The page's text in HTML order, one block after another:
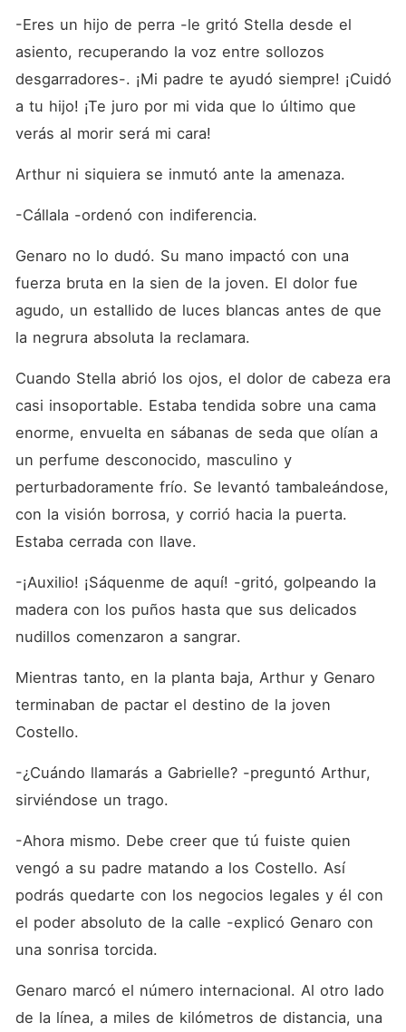
-Eres un hijo de perra -le gritó Stella desde el
asiento, recuperando la voz entre sollozos
desgarradores-. ¡Mi padre te ayudó siempre! ¡Cuidó
a tu hijo! ¡Te juro por mi vida que lo último que
verás al morir será mi cara!
Arthur ni siquiera se inmutó ante la amenaza.
-Cállala -ordenó con indiferencia.
Genaro no lo dudó. Su mano impactó con una
fuerza bruta en la sien de la joven. El dolor fue
agudo, un estallido de luces blancas antes de que
la negrura absoluta la reclamara.
Cuando Stella abrió los ojos, el dolor de cabeza era
casi insoportable. Estaba tendida sobre una cama
enorme, envuelta en sábanas de seda que olían a
un perfume desconocido, masculino y
perturbadoramente frío. Se levantó tambaleándose,
con la visión borrosa, y corrió hacia la puerta.
Estaba cerrada con llave.
-¡Auxilio! ¡Sáquenme de aquí! -gritó, golpeando la
madera con los puños hasta que sus delicados
nudillos comenzaron a sangrar.
Mientras tanto, en la planta baja, Arthur y Genaro
terminaban de pactar el destino de la joven
Costello.
-¿Cuándo llamarás a Gabrielle? -preguntó Arthur,
sirviéndose un trago.
-Ahora mismo. Debe creer que tú fuiste quien
vengó a su padre matando a los Costello. Así
podrás quedarte con los negocios legales y él con
el poder absoluto de la calle -explicó Genaro con
una sonrisa torcida.
Genaro marcó el número internacional. Al otro lado
de la línea, a miles de kilómetros de distancia, una